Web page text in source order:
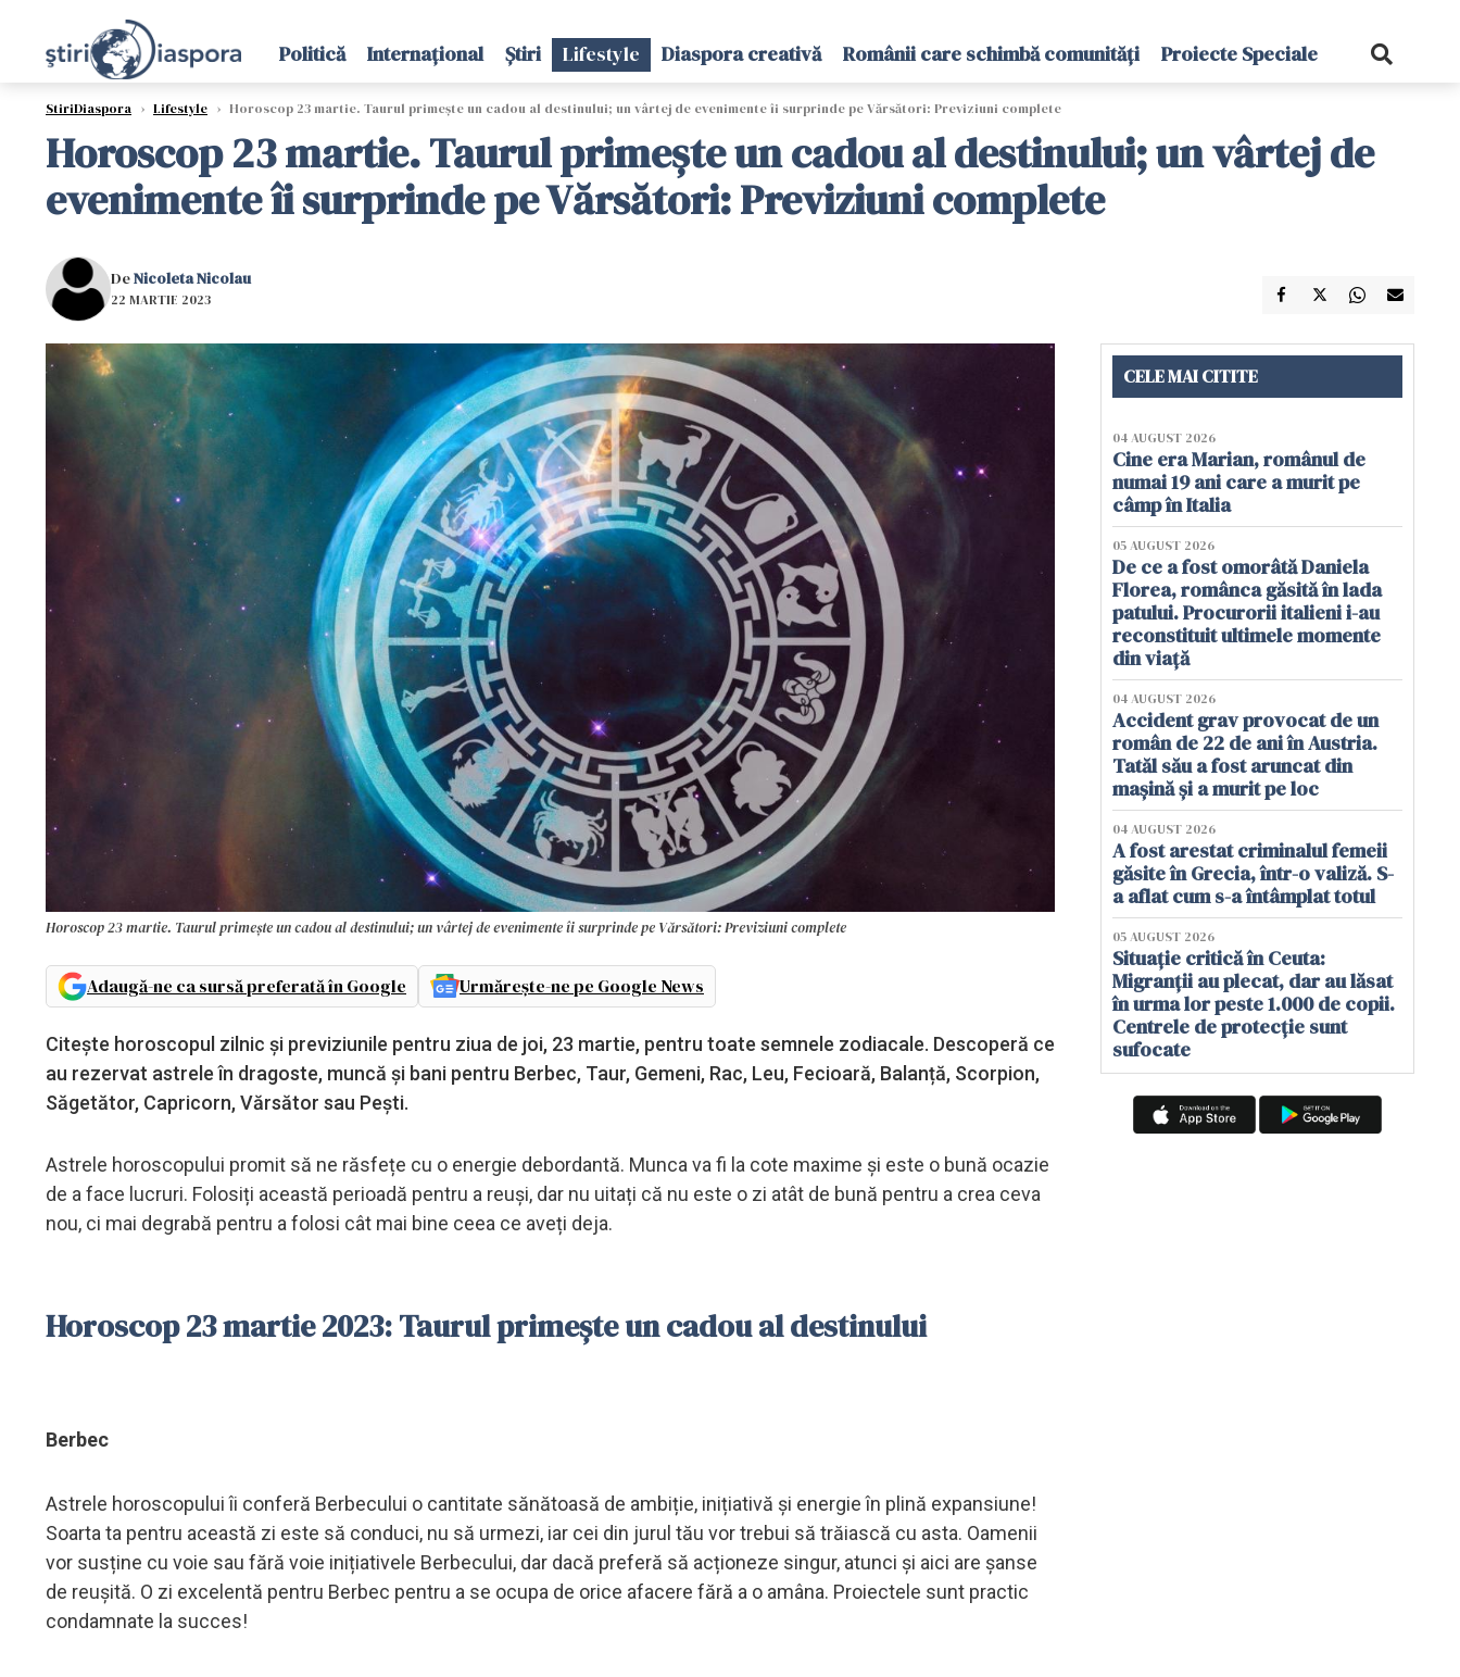
Politică Internațional Știri Lifestyle Diaspora creativă Românii care schimbă comunități Proiecte Speciale
StiriDiaspora › Lifestyle › Horoscop 23 martie. Taurul primește un cadou al destinului; un vârtej de evenimente îi surprinde pe Vărsători: Previziuni complete
Horoscop 23 martie. Taurul primește un cadou al destinului; un vârtej de
evenimente îi surprinde pe Vărsători: Previziuni complete
DeNicoleta Nicolau
22 MARTIE 2023
Horoscop 23 martie. Taurul primește un cadou al destinului; un vârtej de evenimente îi surprinde pe Vărsători: Previziuni complete
Adaugă-ne ca sursă preferată în Google Urmărește-ne pe Google News
Citește horoscopul zilnic și previziunile pentru ziua de joi, 23 martie, pentru toate semnele zodiacale. Descoperă ce
au rezervat astrele în dragoste, muncă și bani pentru Berbec, Taur, Gemeni, Rac, Leu, Fecioară, Balanță, Scorpion,
Săgetător, Capricorn, Vărsător sau Pești.
Astrele horoscopului promit să ne răsfețe cu o energie debordantă. Munca va fi la cote maxime și este o bună ocazie
de a face lucruri. Folosiți această perioadă pentru a reuși, dar nu uitați că nu este o zi atât de bună pentru a crea ceva
nou, ci mai degrabă pentru a folosi cât mai bine ceea ce aveți deja.
Horoscop 23 martie 2023: Taurul primește un cadou al destinului
Berbec
Astrele horoscopului îi conferă Berbecului o cantitate sănătoasă de ambiție, inițiativă și energie în plină expansiune!
Soarta ta pentru această zi este să conduci, nu să urmezi, iar cei din jurul tău vor trebui să trăiască cu asta. Oamenii
vor susține cu voie sau fără voie inițiativele Berbecului, dar dacă preferă să acționeze singur, atunci și aici are șanse
de reușită. O zi excelentă pentru Berbec pentru a se ocupa de orice afacere fără a o amâna. Proiectele sunt practic
condamnate la succes!
CELE MAI CITITE
04 AUGUST 2026
Cine era Marian, românul de
numai 19 ani care a murit pe
câmp în Italia
05 AUGUST 2026
De ce a fost omorâtă Daniela
Florea, românca găsită în lada
patului. Procurorii italieni i-au
reconstituit ultimele momente
din viață
04 AUGUST 2026
Accident grav provocat de un
român de 22 de ani în Austria.
Tatăl său a fost aruncat din
mașină și a murit pe loc
04 AUGUST 2026
A fost arestat criminalul femeii
găsite în Grecia, într-o valiză. S-
a aflat cum s-a întâmplat totul
05 AUGUST 2026
Situație critică în Ceuta:
Migranții au plecat, dar au lăsat
în urma lor peste 1.000 de copii.
Centrele de protecție sunt
sufocate